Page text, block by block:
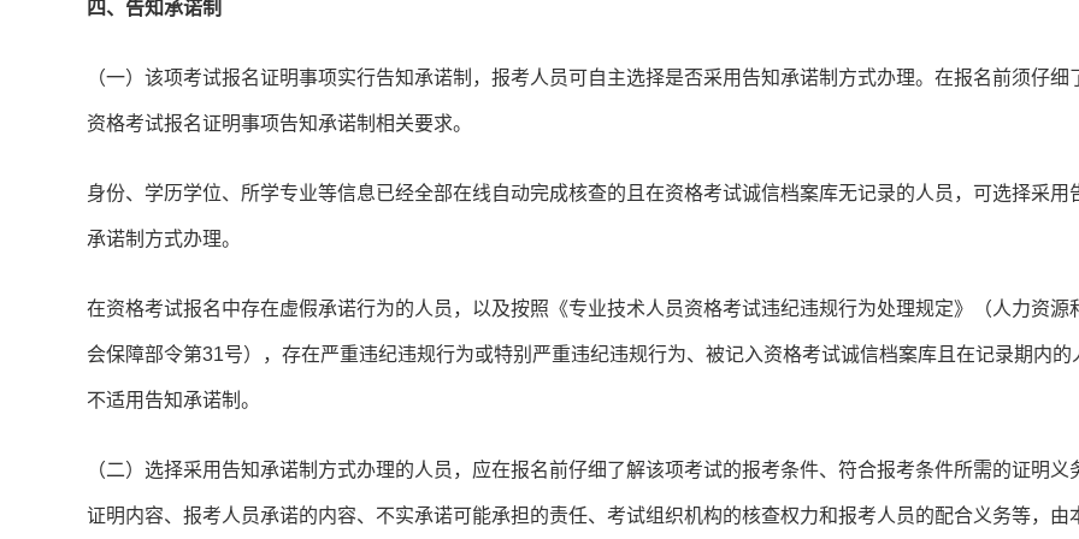
四、告知承诺制
（一）该项考试报名证明事项实行告知承诺制，报考人员可自主选择是否采用告知承诺制方式办理。在报名前须仔细
资格考试报名证明事项告知承诺制相关要求。
身份、学历学位、所学专业等信息已经全部在线自动完成核查的且在资格考试诚信档案库无记录的人员，可选择采用
承诺制方式办理。
在资格考试报名中存在虚假承诺行为的人员，以及按照《专业技术人员资格考试违纪违规行为处理规定》（人力资源
会保障部令第31号），存在严重违纪违规行为或特别严重违纪违规行为、被记入资格考试诚信档案库且在记录期内的
不适用告知承诺制。
（二）选择采用告知承诺制方式办理的人员，应在报名前仔细了解该项考试的报考条件、符合报考条件所需的证明义
证明内容、报考人员承诺的内容、不实承诺可能承担的责任、考试组织机构的核查权力和报考人员的配合义务等，由